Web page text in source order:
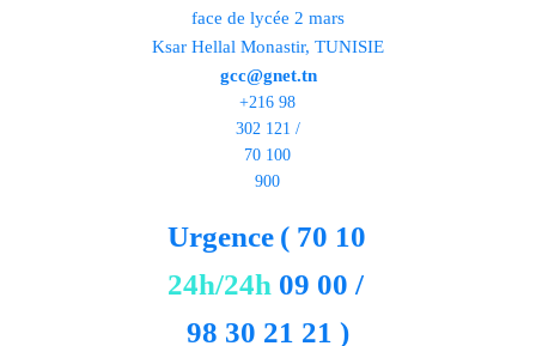
face de lycée 2 mars
Ksar Hellal Monastir, TUNISIE
gcc@gnet.tn
+216 98
302 121 /
70 100
900
Urgence
24h/24h
( 70 10
09 00 /
98 30 21 21 )